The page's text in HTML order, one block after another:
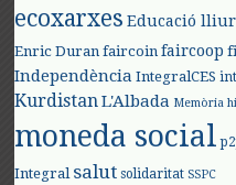
ecoxarxes Educació
Enric Duran faircoin faircoop
Independència IntegralCES
KurdistanL'Albada Memòria
moneda social
Integral salut solidaritat SSPC